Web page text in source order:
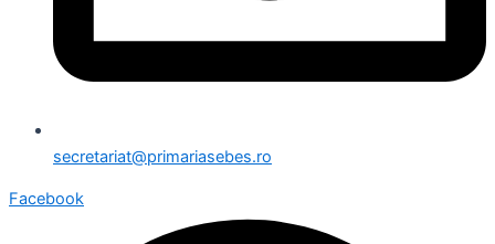
secretariat@primariasebes.ro
Facebook